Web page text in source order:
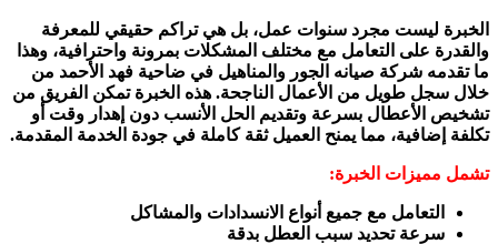
الخبرة ليست مجرد سنوات عمل، بل هي تراكم حقيقي للمعرفة
والقدرة على التعامل مع مختلف المشكلات بمرونة واحترافية، وهذا
ما تقدمه شركة صيانه الجور والمناهيل في ضاحية فهد الأحمد من
خلال سجل طويل من الأعمال الناجحة. هذه الخبرة تمكن الفريق من
تشخيص الأعطال بسرعة وتقديم الحل الأنسب دون إهدار وقت أو
تكلفة إضافية، مما يمنح العميل ثقة كاملة في جودة الخدمة المقدمة.
تشمل مميزات الخبرة:
التعامل مع جميع أنواع الانسدادات والمشاكل
سرعة تحديد سبب العطل بدقة